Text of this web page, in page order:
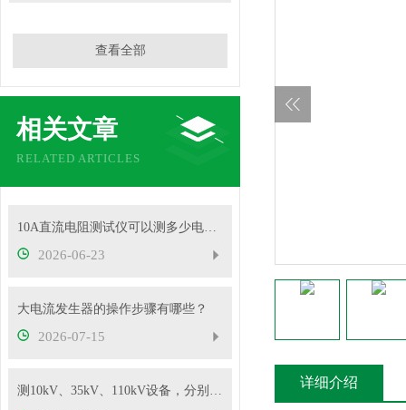
查看全部
相关文章
RELATED ARTICLES
10A直流电阻测试仪可以测多少电压的变压器？
2026-06-23
大电流发生器的操作步骤有哪些？
2026-07-15
测10kV、35kV、110kV设备，分别选哪种高压试验变压器？
详细介绍